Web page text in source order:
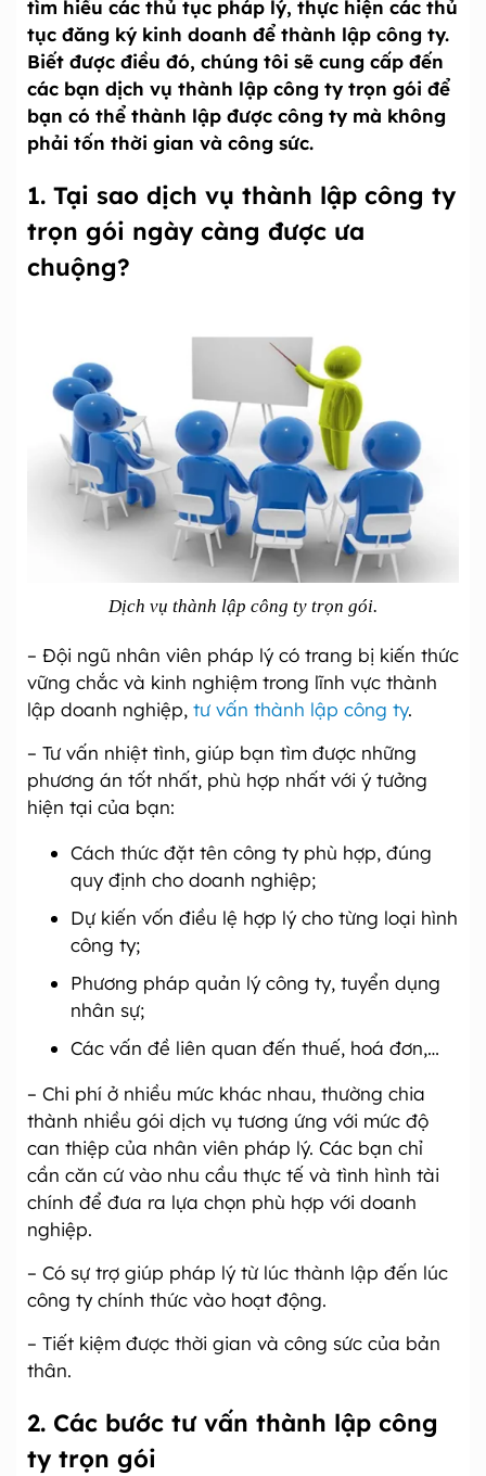
tìm hiểu các thủ tục pháp lý, thực hiện các thủ
tục đăng ký kinh doanh để thành lập công ty.
Biết được điều đó, chúng tôi sẽ cung cấp đến
các bạn dịch vụ thành lập công ty trọn gói để
bạn có thể thành lập được công ty mà không
phải tốn thời gian và công sức.
1. Tại sao dịch vụ thành lập công ty
trọn gói ngày càng được ưa
chuộng?
Dịch vụ thành lập công ty trọn gói.
– Đội ngũ nhân viên pháp lý có trang bị kiến thức
vững chắc và kinh nghiệm trong lĩnh vực thành
lập doanh nghiệp, tư vấn thành lập công ty.
– Tư vấn nhiệt tình, giúp bạn tìm được những
phương án tốt nhất, phù hợp nhất với ý tưởng
hiện tại của bạn:
Cách thức đặt tên công ty phù hợp, đúng
quy định cho doanh nghiệp;
Dự kiến vốn điều lệ hợp lý cho từng loại hình
công ty;
Phương pháp quản lý công ty, tuyển dụng
nhân sự;
Các vấn đề liên quan đến thuế, hoá đơn,…
– Chi phí ở nhiều mức khác nhau, thường chia
thành nhiều gói dịch vụ tương ứng với mức độ
can thiệp của nhân viên pháp lý. Các bạn chỉ
cần căn cứ vào nhu cầu thực tế và tình hình tài
chính để đưa ra lựa chọn phù hợp với doanh
nghiệp.
– Có sự trợ giúp pháp lý từ lúc thành lập đến lúc
công ty chính thức vào hoạt động.
– Tiết kiệm được thời gian và công sức của bản
thân.
2. Các bước tư vấn thành lập công
ty trọn gói